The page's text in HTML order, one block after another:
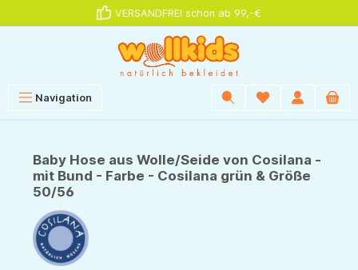
VERSANDFREI schon ab 99,-€
Navigation
Baby Hose aus Wolle/Seide von Cosilana -
mit Bund - Farbe - Cosilana grün & Größe
50/56